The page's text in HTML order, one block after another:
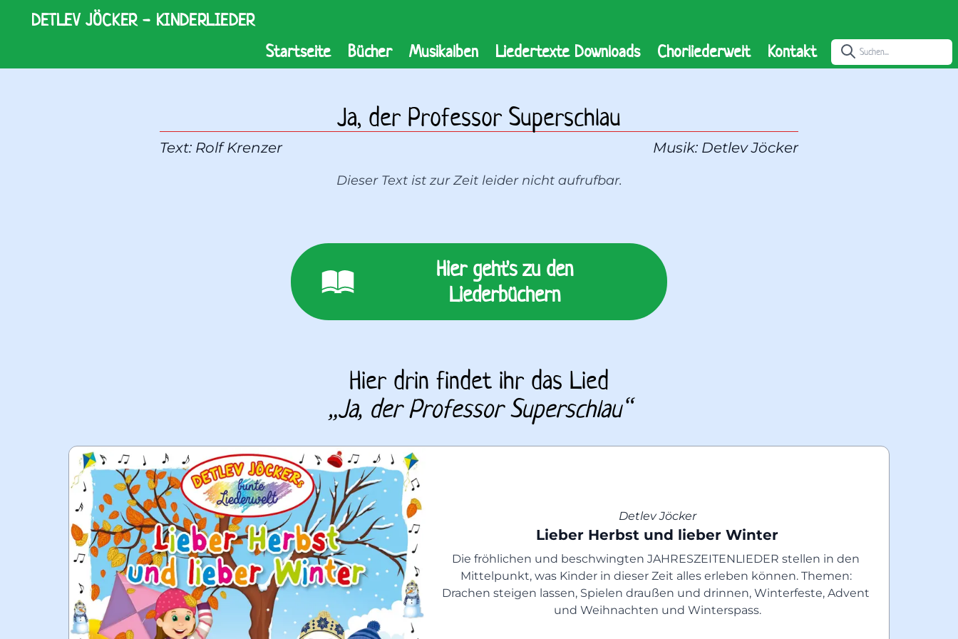
DETLEV JÖCKER - KINDERLIEDER
Startseite
Bücher Musikalben Liedertexte Downloads Chorliederwelt Kontakt
Ja, der Professor Superschlau
Text: Rolf Krenzer Musik: Detlev Jöcker
Dieser Text ist zur Zeit leider nicht aufrufbar.
Hier geht's zu den
Liederbüchern
Hier drin findet ihr das Lied
„Ja, der Professor Superschlau“
Detlev Jöcker
Lieber Herbst und lieber Winter
Die fröhlichen und beschwingten JAHRESZEITENLIEDER stellen in den
Mittelpunkt, was Kinder in dieser Zeit alles erleben können. Themen:
Drachen steigen lassen, Spielen draußen und drinnen, Winterfeste, Advent
und Weihnachten und Winterspass.